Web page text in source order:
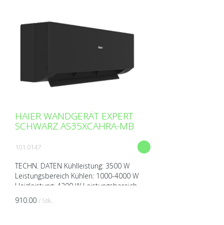
HAIER WANDGERÄT EXPERT
SCHWARZ AS35XCAHRA-MB
101.0147
TECHN. DATEN Kühlleistung: 3500 W
Leistungsbereich Kühlen: 1000-4000 W
Heizleistung: 4200 W Leistungsbereich
Heizen: 1000-5200 W Spannung: 230V
über Aussengerät Breite: 8...
910.00 / Stk.